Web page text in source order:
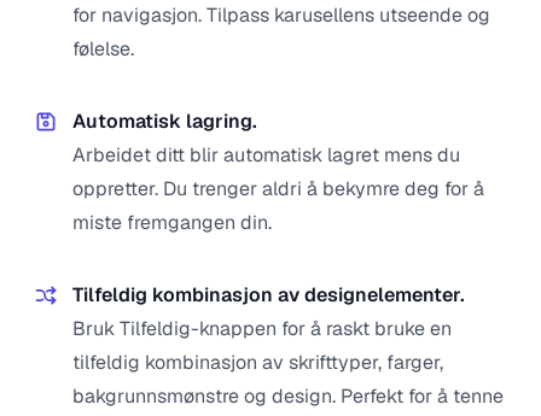
for navigasjon. Tilpass karusellens utseende og
følelse.
Automatisk lagring.
Arbeidet ditt blir automatisk lagret mens du
oppretter. Du trenger aldri å bekymre deg for å
miste fremgangen din.
Tilfeldig kombinasjon av designelementer.
Bruk Tilfeldig-knappen for å raskt bruke en
tilfeldig kombinasjon av skrifttyper, farger,
bakgrunnsmønstre og design. Perfekt for å tenne